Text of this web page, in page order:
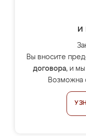
и
Вы вносите
договора, и мы
Возможна